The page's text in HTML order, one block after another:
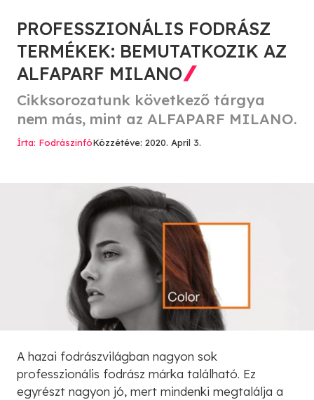
PROFESSZIONÁLIS FODRÁSZ
TERMÉKEK: BEMUTATKOZIK AZ
ALFAPARF MILANO
Cikksorozatunk következő tárgya
nem más, mint az ALFAPARF MILANO.
Írta: FodrászinfóKözzétéve: 2020. April 3.
A hazai fodrászvilágban nagyon sok
professzionális fodrász márka található. Ez
egyrészt nagyon jó, mert mindenki megtalálja a